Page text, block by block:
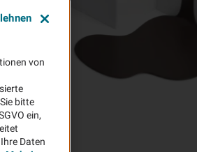
von
bitte
ein,
Daten